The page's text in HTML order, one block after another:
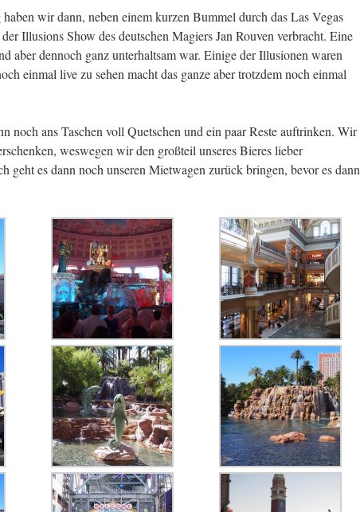
wir dann, neben einem kurzen Bummel durch das Las Vegas
Illusions Show des deutschen Magiers Jan Rouven verbracht. Eine
aber dennoch ganz unterhaltsam war. Einige der Illusionen waren
einmal live zu sehen macht das ganze aber trotzdem noch einmal
noch ans Taschen voll Quetschen und ein paar Reste auftrinken. Wir
weswegen wir den großteil unseres Bieres lieber
geht es dann noch unseren Mietwagen zurück bringen, bevor es dann